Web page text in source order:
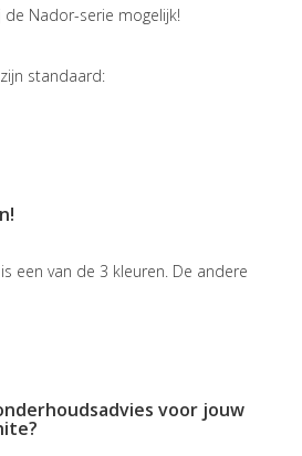
Nador-serie mogelijk!
standaard:
een van de 3 kleuren. De andere
voor jouw